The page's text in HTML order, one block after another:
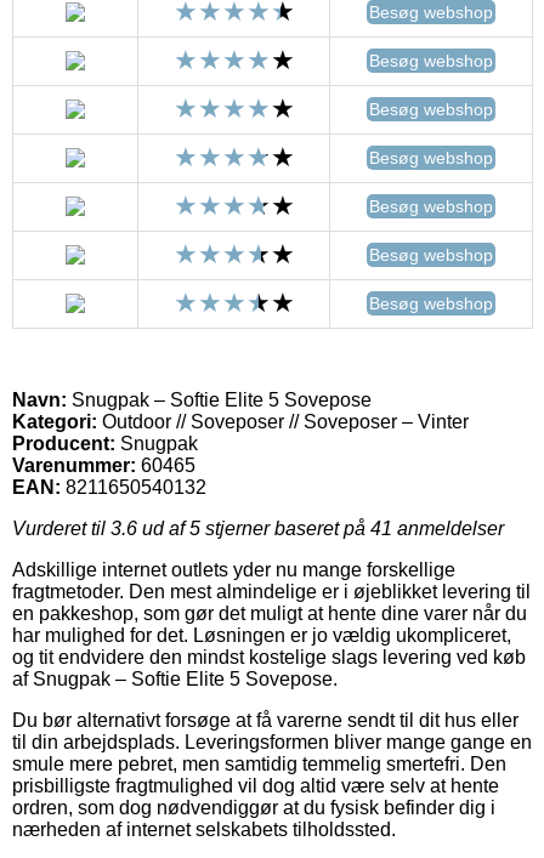
Besøg webshop
Besøg webshop
Besøg webshop
Besøg webshop
Besøg webshop
Besøg webshop
Besøg webshop
Navn: Snugpak – Softie Elite 5 Sovepose
Kategori: Outdoor // Soveposer // Soveposer – Vinter
Producent: Snugpak
Varenummer: 60465
EAN: 8211650540132
Vurderet til 3.6 ud af 5 stjerner baseret på 41 anmeldelser
Adskillige internet outlets yder nu mange forskellige
fragtmetoder. Den mest almindelige er i øjeblikket levering til
en pakkeshop, som gør det muligt at hente dine varer når du
har mulighed for det. Løsningen er jo vældig ukompliceret,
og tit endvidere den mindst kostelige slags levering ved køb
af Snugpak – Softie Elite 5 Sovepose.
Du bør alternativt forsøge at få varerne sendt til dit hus eller
til din arbejdsplads. Leveringsformen bliver mange gange en
smule mere pebret, men samtidig temmelig smertefri. Den
prisbilligste fragtmulighed vil dog altid være selv at hente
ordren, som dog nødvendiggør at du fysisk befinder dig i
nærheden af internet selskabets tilholdssted.